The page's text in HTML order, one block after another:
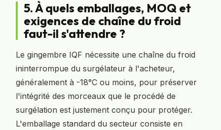
5. À quels emballages, MOQ et
exigences de chaîne du froid
faut-il s'attendre ?
Le gingembre IQF nécessite une chaîne du froid
ininterrompue du surgélateur à l'acheteur,
généralement à -18°C ou moins, pour préserver
l'intégrité des morceaux que le procédé de
surgélation est justement conçu pour protéger.
L'emballage standard du secteur consiste en